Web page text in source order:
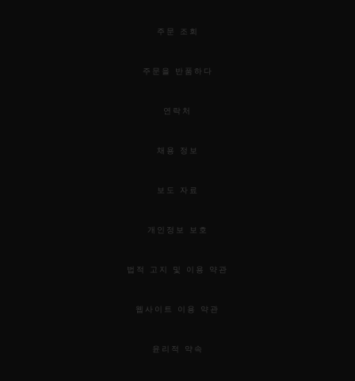
주문 조회
주문을 반품하다
연락처
채용 정보
보도 자료
개인정보 보호
법적 고지 및 이용 약관
웹사이트 이용 약관
윤리적 약속